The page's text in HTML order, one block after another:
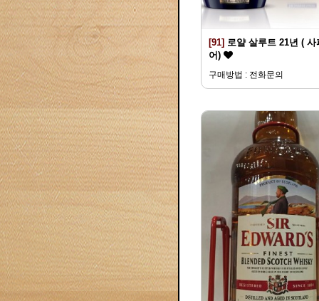
[91] 로얄 살루트 21년 ( 사
어)
구매방법 : 전화문의